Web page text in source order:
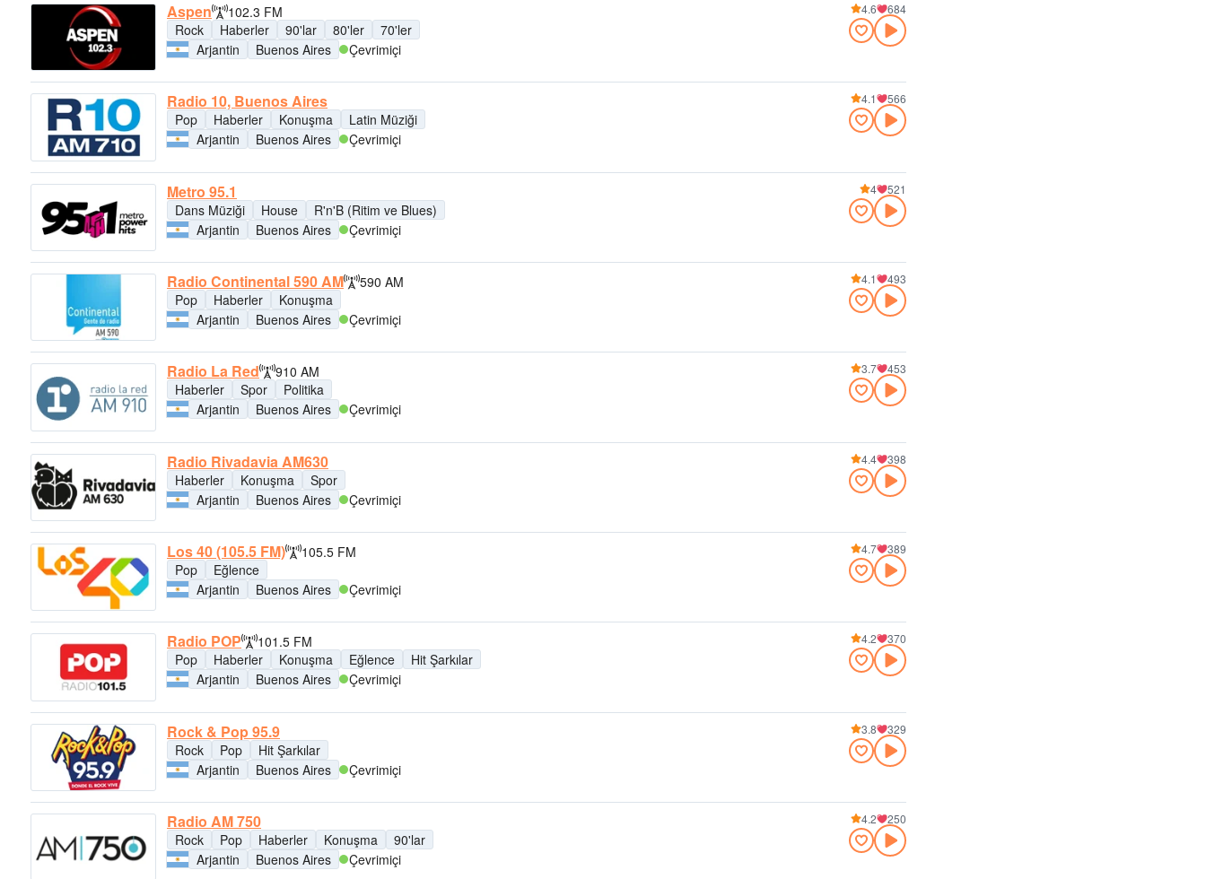
Aspen
102.3 FM
Rock
Haberler 90'lar 80'ler
70'ler
Arjantin
Buenos Aires Çevrimiçi
4.6 684
Radio 10, Buenos Aires
Pop Haberler Konuşma
Latin Müziği
Arjantin
Buenos Aires Çevrimiçi
4.1 566
Metro 95.1
Dans Müziği House
R'n'B (Ritim ve Blues)
Arjantin
Buenos Aires Çevrimiçi
4 521
Radio Continental 590 AM
590 AM
Pop
Haberler
Konuşma
Arjantin
Buenos Aires Çevrimiçi
4.1 493
Radio La Red
910 AM
Haberler
Spor
Politika
Arjantin
Buenos Aires Çevrimiçi
3.7 453
Radio Rivadavia AM630
Haberler Konuşma
Spor
Arjantin
Buenos Aires Çevrimiçi
4.4 398
Los 40 (105.5 FM)
105.5 FM
Pop
Eğlence
Arjantin
Buenos Aires Çevrimiçi
4.7 389
Radio POP
101.5 FM
Pop
Haberler Konuşma Eğlence
Hit Şarkılar
Arjantin
Buenos Aires Çevrimiçi
4.2 370
Rock & Pop 95.9
Rock Pop
Hit Şarkılar
Arjantin
Buenos Aires Çevrimiçi
3.8 329
Radio AM 750
Rock Pop Haberler Konuşma
90'lar
Arjantin
Buenos Aires Çevrimiçi
4.2 250